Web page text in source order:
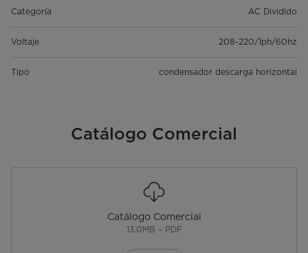
Categoría AC Dividido
Voltaje 208-220/1ph/60hz
Tipo condensador descarga horizontal
Catálogo Comercial
Catálogo Comercial
13.0MB – PDF